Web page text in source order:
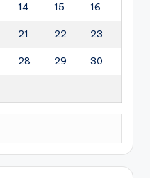
14 15 16
21 22 23
28 29 30